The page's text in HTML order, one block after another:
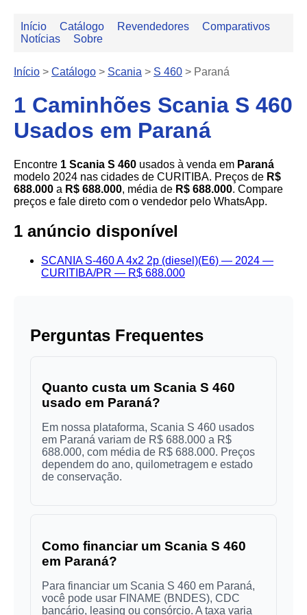
Início Catálogo Revendedores
Comparativos
Notícias
Sobre
Início > Catálogo > Scania > S 460 > Paraná
1 Caminhões Scania S 460
Usados em Paraná
Encontre 1 Scania S 460 usados à venda em Paraná
modelo 2024 nas cidades de CURITIBA. Preços de R$
688.000 a R$ 688.000, média de R$ 688.000. Compare
preços e fale direto com o vendedor pelo WhatsApp.
1 anúncio disponível
SCANIA S-460 A 4x2 2p (diesel)(E6) — 2024 —
CURITIBA/PR — R$ 688.000
Perguntas Frequentes
Quanto custa um Scania S 460
usado em Paraná?
Em nossa plataforma, Scania S 460 usados
em Paraná variam de R$ 688.000 a R$
688.000, com média de R$ 688.000. Preços
dependem do ano, quilometragem e estado
de conservação.
Como financiar um Scania S 460
em Paraná?
Para financiar um Scania S 460 em Paraná,
você pode usar FINAME (BNDES), CDC
bancário, leasing ou consórcio. A taxa varia